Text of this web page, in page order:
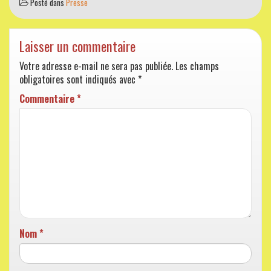
Posté dans Presse
Laisser un commentaire
Votre adresse e-mail ne sera pas publiée. Les champs
obligatoires sont indiqués avec *
Commentaire*
Nom*